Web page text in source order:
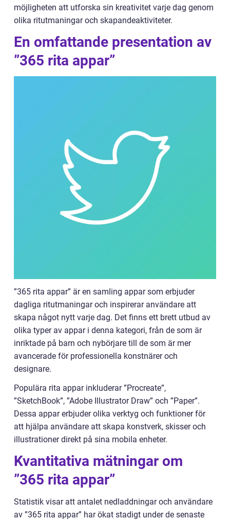
möjligheten att utforska sin kreativitet varje dag genom
olika ritutmaningar och skapandeaktiviteter.
En omfattande presentation av
”365 rita appar”
”365 rita appar” är en samling appar som erbjuder
dagliga ritutmaningar och inspirerar användare att
skapa något nytt varje dag. Det finns ett brett utbud av
olika typer av appar i denna kategori, från de som är
inriktade på barn och nybörjare till de som är mer
avancerade för professionella konstnärer och
designare.
Populära rita appar inkluderar ”Procreate”,
”SketchBook”, ”Adobe Illustrator Draw” och ”Paper”.
Dessa appar erbjuder olika verktyg och funktioner för
att hjälpa användare att skapa konstverk, skisser och
illustrationer direkt på sina mobila enheter.
Kvantitativa mätningar om
”365 rita appar”
Statistik visar att antalet nedladdningar och användare
av ”365 rita appar” har ökat stadigt under de senaste